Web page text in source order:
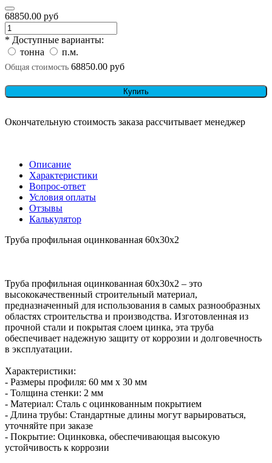
68850.00 руб
* Доступные варианты:
тонна
п.м.
Общая стоимость 68850.00 руб
Купить
Окончательную стоимость заказа рассчитывает менеджер
Описание
Характеристики
Вопрос-ответ
Условия оплаты
Отзывы
Калькулятор
Труба профильная оцинкованная 60x30x2
Труба профильная оцинкованная 60x30x2 – это
высококачественный строительный материал,
предназначенный для использования в самых разнообразных
областях строительства и производства. Изготовленная из
прочной стали и покрытая слоем цинка, эта труба
обеспечивает надежную защиту от коррозии и долговечность
в эксплуатации.
Характеристики:
- Размеры профиля: 60 мм x 30 мм
- Толщина стенки: 2 мм
- Материал: Сталь с оцинкованным покрытием
- Длина трубы: Стандартные длины могут варьироваться,
уточняйте при заказе
- Покрытие: Оцинковка, обеспечивающая высокую
устойчивость к коррозии